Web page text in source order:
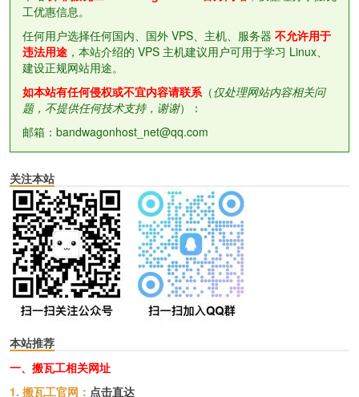
工优惠信息。
任何用户选择任何国内、国外 VPS、主机、服务器 不允许用于
违法用途 ，本站介绍的 VPS 主机建议用户可用于学习 Linux、
建设正规网站用途。
如本站有任何侵权或不宜内容请联系（仅处理网站内容相关问
题，不提供任何技术支持，谢谢）：
邮箱：bandwagonhost_net@qq.com
关注本站
本站推荐
一、搬瓦工相关网址
1. 搬瓦工官网： 点击直达